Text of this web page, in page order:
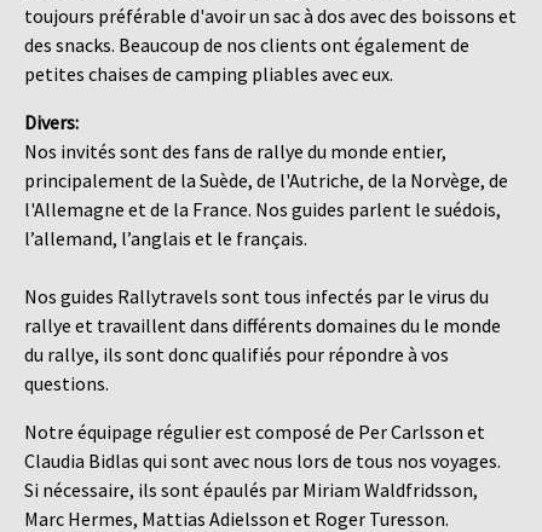
toujours préférable d'avoir un sac à dos avec des boissons et
des snacks. Beaucoup de nos clients ont également de
petites chaises de camping pliables avec eux.
Divers:
Nos invités sont des fans de rallye du monde entier,
principalement de la Suède, de l'Autriche, de la Norvège, de
l'Allemagne et de la France. Nos guides parlent le suédois,
l’allemand, l’anglais et le français.
Nos guides Rallytravels sont tous infectés par le virus du
rallye et travaillent dans différents domaines du le monde
du rallye, ils sont donc qualifiés pour répondre à vos
questions.
Notre équipage régulier est composé de Per Carlsson et
Claudia Bidlas qui sont avec nous lors de tous nos voyages.
Si nécessaire, ils sont épaulés par Miriam Waldfridsson,
Marc Hermes, Mattias Adielsson et Roger Turesson.